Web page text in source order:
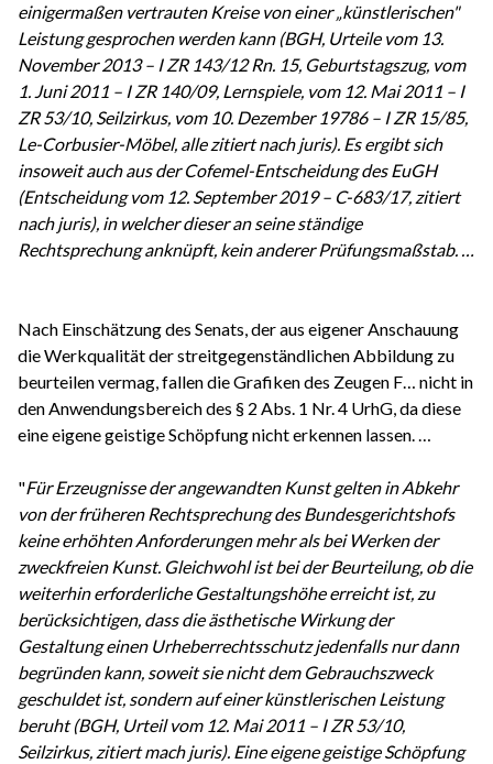
einigermaßen vertrauten Kreise von einer „künstlerischen"
Leistung gesprochen werden kann (BGH, Urteile vom 13.
November 2013 – I ZR 143/12 Rn. 15, Geburtstagszug, vom
1. Juni 2011 – I ZR 140/09, Lernspiele, vom 12. Mai 2011 – I
ZR 53/10, Seilzirkus, vom 10. Dezember 19786 – I ZR 15/85,
Le-Corbusier-Möbel, alle zitiert nach juris). Es ergibt sich
insoweit auch aus der Cofemel-Entscheidung des EuGH
(Entscheidung vom 12. September 2019 – C-683/17, zitiert
nach juris), in welcher dieser an seine ständige
Rechtsprechung anknüpft, kein anderer Prüfungsmaßstab. …
Nach Einschätzung des Senats, der aus eigener Anschauung
die Werkqualität der streitgegenständlichen Abbildung zu
beurteilen vermag, fallen die Grafiken des Zeugen F… nicht in
den Anwendungsbereich des § 2 Abs. 1 Nr. 4 UrhG, da diese
eine eigene geistige Schöpfung nicht erkennen lassen. …
"Für Erzeugnisse der angewandten Kunst gelten in Abkehr
von der früheren Rechtsprechung des Bundesgerichtshofs
keine erhöhten Anforderungen mehr als bei Werken der
zweckfreien Kunst. Gleichwohl ist bei der Beurteilung, ob die
weiterhin erforderliche Gestaltungshöhe erreicht ist, zu
berücksichtigen, dass die ästhetische Wirkung der
Gestaltung einen Urheberrechtsschutz jedenfalls nur dann
begründen kann, soweit sie nicht dem Gebrauchszweck
geschuldet ist, sondern auf einer künstlerischen Leistung
beruht (BGH, Urteil vom 12. Mai 2011 – I ZR 53/10,
Seilzirkus, zitiert mach juris). Eine eigene geistige Schöpfung